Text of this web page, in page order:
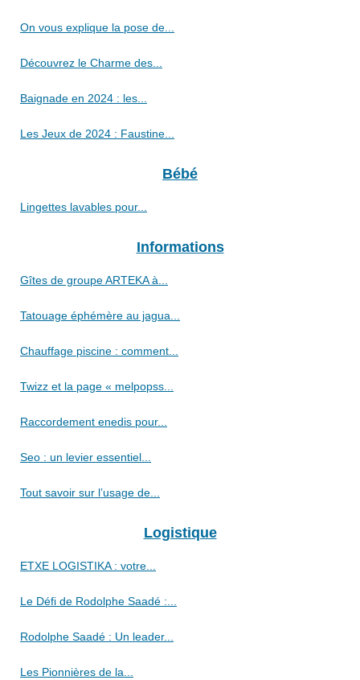
On vous explique la pose de...
Découvrez le Charme des...
Baignade en 2024 : les...
Les Jeux de 2024 : Faustine...
Bébé
Lingettes lavables pour...
Informations
Gîtes de groupe ARTEKA à...
Tatouage éphémère au jagua...
Chauffage piscine : comment...
Twizz et la page « melpopss...
Raccordement enedis pour...
Seo : un levier essentiel...
Tout savoir sur l’usage de...
Logistique
ETXE LOGISTIKA : votre...
Le Défi de Rodolphe Saadé :...
Rodolphe Saadé : Un leader...
Les Pionnières de la...